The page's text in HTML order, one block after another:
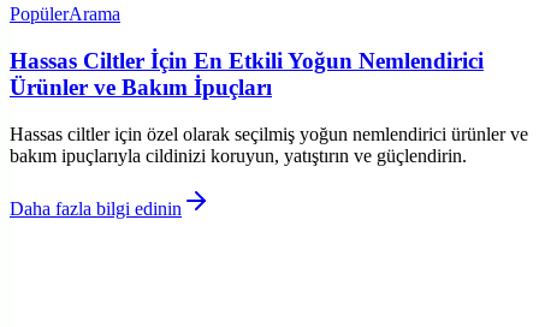
PopülerArama
Hassas Ciltler İçin En Etkili Yoğun Nemlendirici
Ürünler ve Bakım İpuçları
Hassas ciltler için özel olarak seçilmiş yoğun nemlendirici ürünler ve
bakım ipuçlarıyla cildinizi koruyun, yatıştırın ve güçlendirin.
Daha fazla bilgi edinin